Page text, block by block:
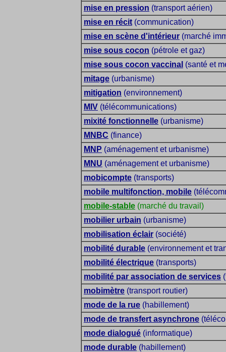
mise en pression (transport aérien)
mise en récit (communication)
mise en scène d'intérieur (marché
mise sous cocon (pétrole et gaz)
mise sous cocon vaccinal (santé et
mitage (urbanisme)
mitigation (environnement)
MIV (télécommunications)
mixité fonctionnelle (urbanisme)
MNBC (finance)
MNP (aménagement et urbanisme)
MNU (aménagement et urbanisme)
mobicompte (transports)
mobile multifonction, mobile
mobile-stable (marché du travail)
mobilier urbain (urbanisme)
mobilisation éclair (société)
mobilité durable (environnement et
mobilité électrique (transports)
mobilité par association de services
mobimètre (transport routier)
mode de la rue (habillement)
mode de transfert asynchrone
mode dialogué (informatique)
mode durable (habillement)